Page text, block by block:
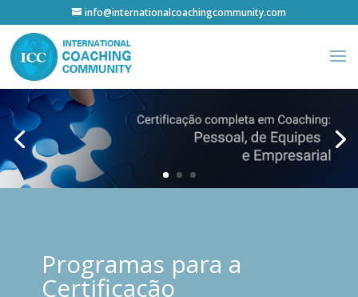
info@internationalcoachingcommunity.com
Programas para a
Certificação